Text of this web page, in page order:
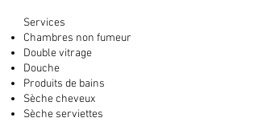
Services
Chambres non fumeur
Double vitrage
Douche
Produits de bains
Sèche cheveux
Sèche serviettes